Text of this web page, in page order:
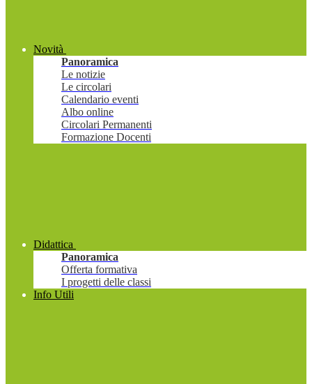
Novità
Panoramica
Le notizie
Le circolari
Calendario eventi
Albo online
Circolari Permanenti
Formazione Docenti
Didattica
Panoramica
Offerta formativa
I progetti delle classi
Info Utili